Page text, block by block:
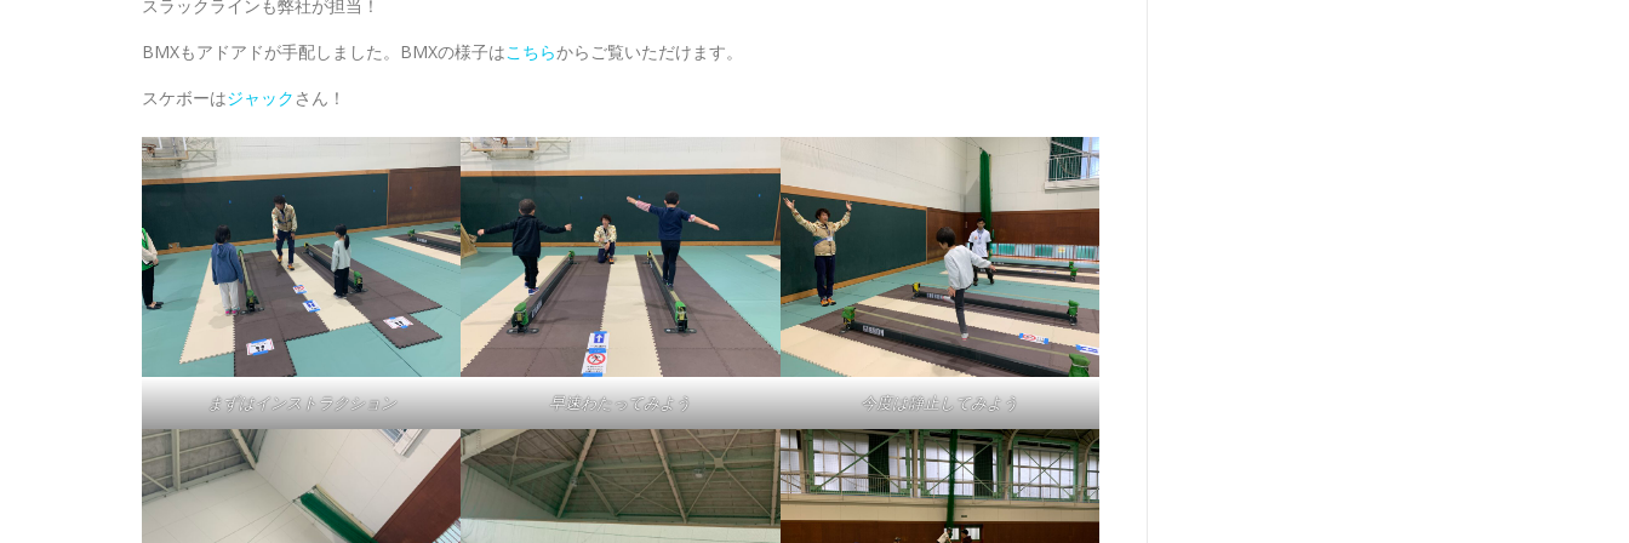
スラックラインも弊社が担当！
BMXもアドアドが手配しました。BMXの様子はこちらからご覧いただけます。
スケボーはジャック さん！
まずはインストラクション 早速わたってみよう 今度は静止してみよう